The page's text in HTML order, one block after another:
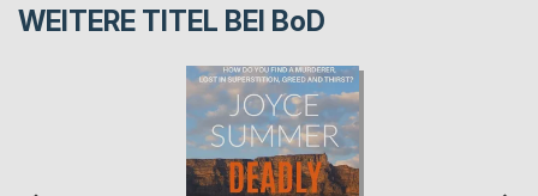
WEITERE TITEL BEI BoD